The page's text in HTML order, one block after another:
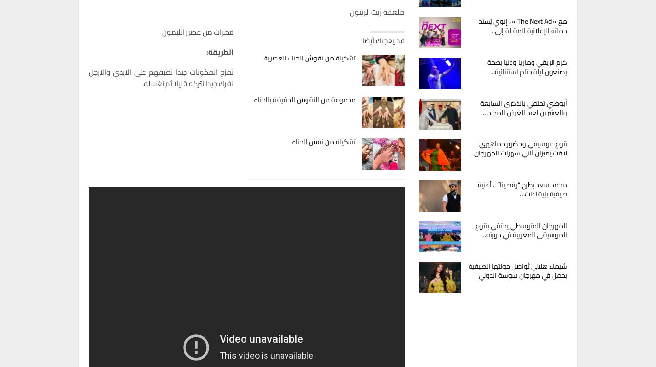
ملعقة زيت الزيتون
قد يعجبك أيضا
تشكيلة من نقوش الحناء العصرية
مجموعة من النقوش الخفيفة بالحناء
تشكيلة من نقش الحناء
قطرات من عصير الليمون
الطريقة:
نمزج المكونات جيدا نطبقهم على الايدي والارجل
نفرك جيدا نتركه قليلا ثم نغسله.
مع « The Next Ad » ، إنوي يُسند
حملته الإعلانية المقبلة إلى…
كرم الريفي وماريا ودنيا بطمة
يصنعون ليلة ختام استثنائية…
أبوظبي تحتفي بالذكرى السابعة
والعشرين لعيد العرش المجيد…
تنوع موسيقي وحضور جماهيري
لافت يميزان ثاني سهرات المهرجان…
محمد سعد يطرح “رقصينا” .. أغنية
صيفية بإيقاعات…
المهرجان المتوسطي يحتفي بتنوع
الموسيقى المغربية في دورته…
شيماء هلالي تُواصل جولتها الصيفية
بحفل في مهرجان سوسة الدولي